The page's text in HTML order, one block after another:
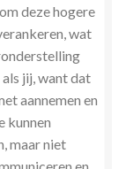
deze hogere
wat
jij, want dat
aannemen en
kunnen
maar niet